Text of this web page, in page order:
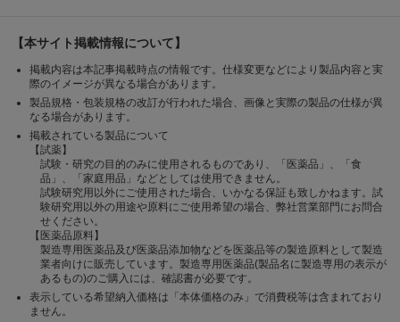
【本サイト掲載情報について】
掲載内容は本記事掲載時点の情報です。仕様変更などにより製品内容と実
際のイメージが異なる場合があります。
製品規格・包装規格の改訂が行われた場合、画像と実際の製品の仕様が異
なる場合があります。
掲載されている製品について
【試薬】
試験・研究の目的のみに使用されるものであり、「医薬品」、「食
品」、「家庭用品」などとしては使用できません。
試験研究用以外にご使用された場合、いかなる保証も致しかねます。試
験研究用以外の用途や原料にご使用希望の場合、弊社営業部門にお問合
せください。
【医薬品原料】
製造専用医薬品及び医薬品添加物などを医薬品等の製造原料として製造
業者向けに販売しています。製造専用医薬品(製品名に製造専用の表示が
あるもの)のご購入には、確認書が必要です。
表示している希望納入価格は「本体価格のみ」で消費税等は含まれており
ません。